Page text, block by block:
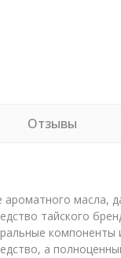
Отзывы
масла,
тайского
компоненты
а